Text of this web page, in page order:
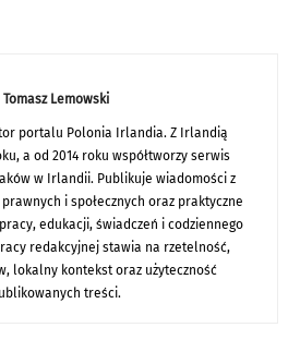
Tomasz Lemowski
portalu Polonia Irlandia. Z Irlandią
a od 2014 roku współtworzy serwis
w Irlandii. Publikuje wiadomości z
i społecznych oraz praktyczne
edukacji, świadczeń i codziennego
redakcyjnej stawia na rzetelność,
lokalny kontekst oraz użyteczność
treści.